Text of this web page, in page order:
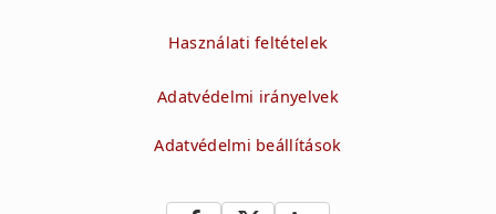
Használati feltételek
Adatvédelmi irányelvek
Adatvédelmi beállítások